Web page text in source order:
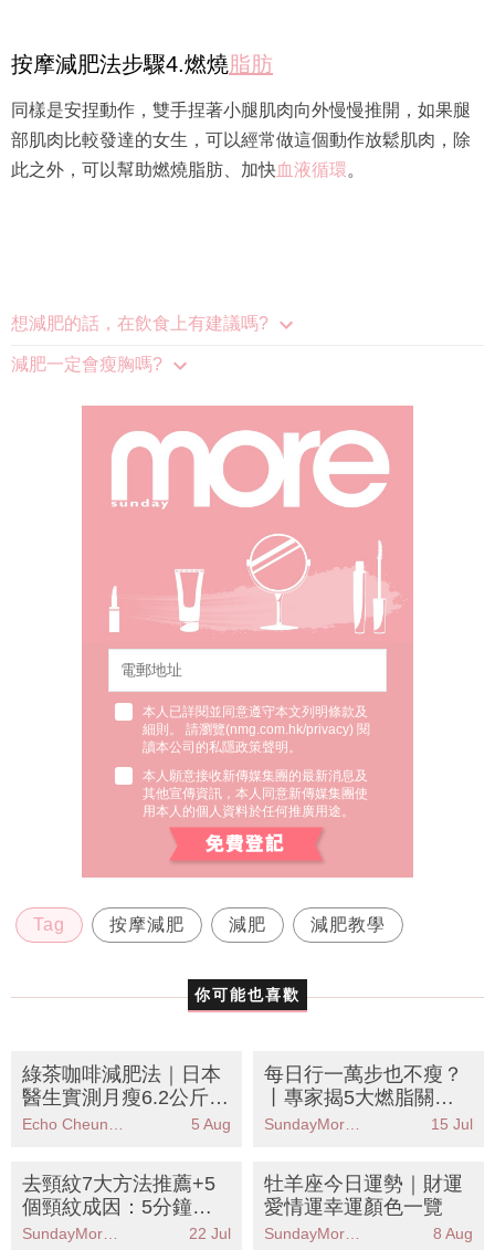
按摩減肥法步驟4.燃燒 脂肪
同樣是安捏動作，雙手捏著小腿肌肉向外慢慢推開，如果腿
部肌肉比較發達的女生，可以經常做這個動作放鬆肌肉，除
此之外，可以幫助燃燒脂肪、加快血液循環。
想減肥的話，在飲食上有建議嗎?
減肥一定會瘦胸嗎?
本人已詳閱並同意遵守本文列明條款及
細則。 請瀏覽(nmg.com.hk/privacy) 閱
讀本公司的私隱政策聲明。
本人願意接收新傳媒集團的最新消息及
其他宣傳資訊，本人同意新傳媒集團使
用本人的個人資料於任何推廣用途。
Tag 按摩減肥 減肥 減肥教學
你可能也喜歡
綠茶咖啡減肥法｜日本
醫生實測月瘦6.2公斤！
黃金比例公開 專減大肚
5 Aug
每日行一萬步也不瘦？
丨專家揭5大燃脂關
鍵：心率才是重點！附
15 Jul
去頸紋7大方法推薦+5
個頸紋成因：5分鐘消
除深頸紋！助收緊雙下
SundayMore編輯部 22 Jul
牡羊座今日運勢｜財運
愛情運幸運顏色一覽
SundayMore編輯部 8 Aug